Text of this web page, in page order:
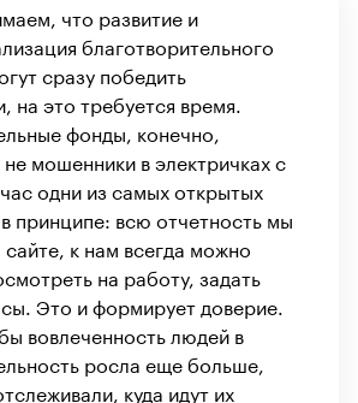
что развитие и
благотворительного
сразу победить
на это требуется время.
фонды, конечно,
мошенники в электричках с
одни из самых открытых
принципе: всю отчетность мы
к нам всегда можно
на работу, задать
Это и формирует доверие.
вовлеченность людей в
росла еще больше,
куда идут их